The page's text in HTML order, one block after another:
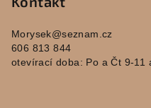
Morysek@seznam.cz
606 813 844
otevírací doba: Po a Čt 9-11